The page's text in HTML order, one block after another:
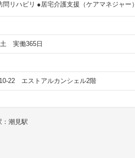
問リハビリ ●居宅介護支援（ケアマネジャー）
実働365日
22 エストアルカンシェル2階
潮見駅